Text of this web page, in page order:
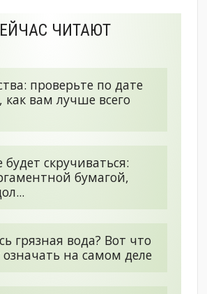
ЧИТАЮТ
проверьте по дате
вам лучше всего
скручиваться:
бумагой,
грязная вода? Вот что
на самом деле